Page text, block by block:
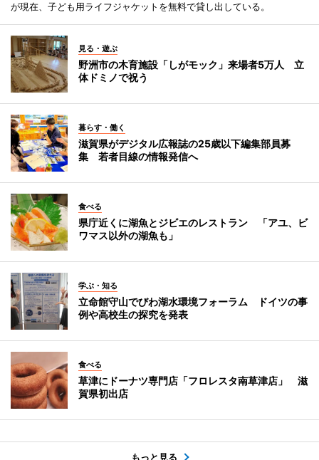
が現在、子ども用ライフジャケットを無料で貸し出している。
見る・遊ぶ
野洲市の木育施設「しがモック」来場者5万人 立
体ドミノで祝う
暮らす・働く
滋賀県がデジタル広報誌の25歳以下編集部員募
集 若者目線の情報発信へ
食べる
県庁近くに湖魚とジビエのレストラン 「アユ、ビ
ワマス以外の湖魚も」
学ぶ・知る
立命館守山でびわ湖水環境フォーラム ドイツの事
例や高校生の探究を発表
食べる
草津にドーナツ専門店「フロレスタ南草津店」 滋
賀県初出店
もっと見る